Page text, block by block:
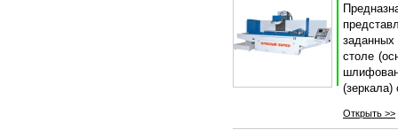
заданных
столе
Открыть >>